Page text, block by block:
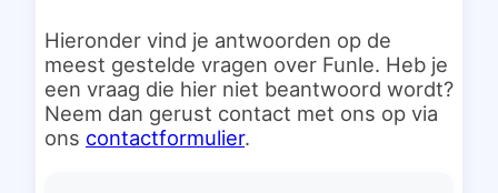
Hieronder vind je antwoorden op de
meest gestelde vragen over Funle. Heb je
een vraag die hier niet beantwoord wordt?
Neem dan gerust contact met ons op via
ons contactformulier.